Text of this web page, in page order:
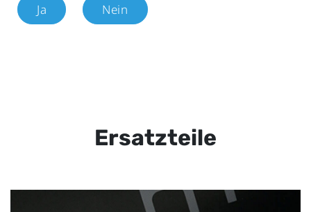
Ja Nein
Ersatzteile